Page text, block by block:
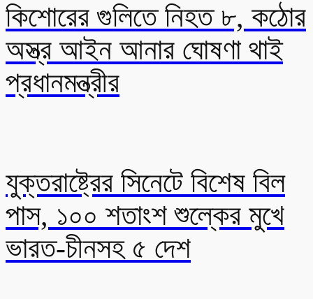
কিশোরের গুলিতে নিহত ৮, কঠোর
অস্ত্র আইন আনার ঘোষণা থাই
প্রধানমন্ত্রীর
যুক্তরাষ্ট্রের সিনেটে বিশেষ বিল
পাস, ১০০ শতাংশ শুল্কের মুখে
ভারত-চীনসহ ৫ দেশ